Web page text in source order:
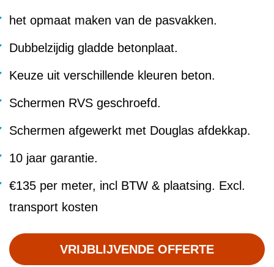
het opmaat maken van de pasvakken.
Dubbelzijdig gladde betonplaat.
Keuze uit verschillende kleuren beton.
Schermen RVS geschroefd.
Schermen afgewerkt met Douglas afdekkap.
10 jaar garantie.
€135 per meter, incl BTW & plaatsing. Excl.
transport kosten
VRIJBLIJVENDE OFFERTE